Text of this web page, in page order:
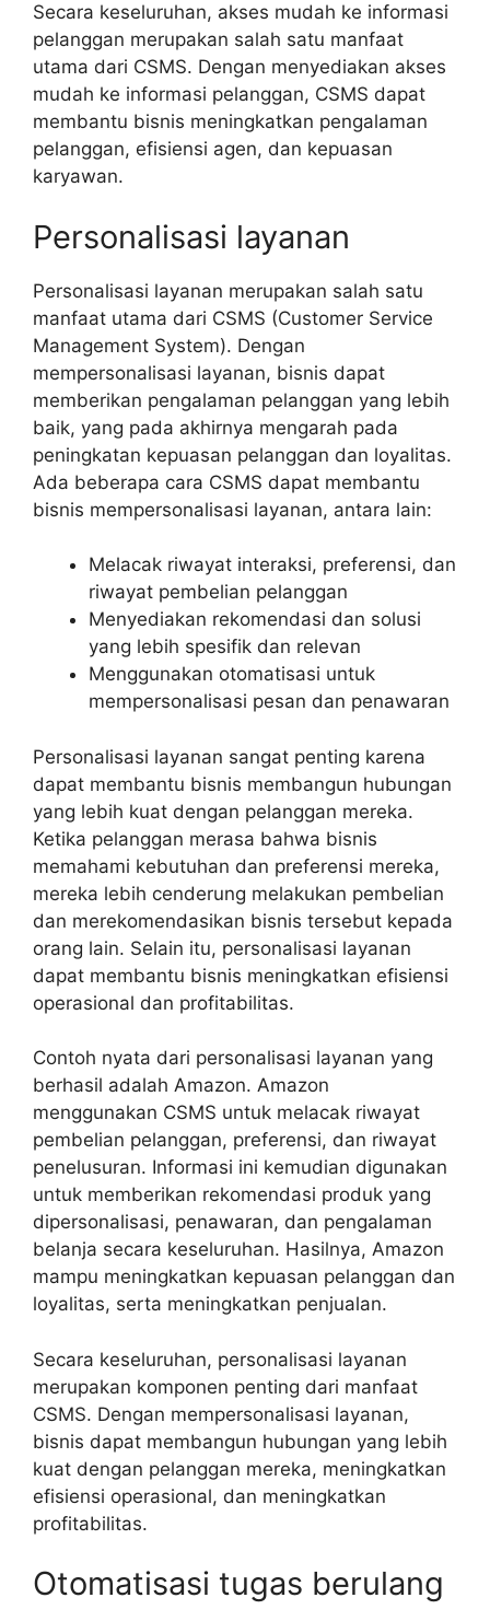
Secara keseluruhan, akses mudah ke informasi
pelanggan merupakan salah satu manfaat
utama dari CSMS. Dengan menyediakan akses
mudah ke informasi pelanggan, CSMS dapat
membantu bisnis meningkatkan pengalaman
pelanggan, efisiensi agen, dan kepuasan
karyawan.
Personalisasi layanan
Personalisasi layanan merupakan salah satu
manfaat utama dari CSMS (Customer Service
Management System). Dengan
mempersonalisasi layanan, bisnis dapat
memberikan pengalaman pelanggan yang lebih
baik, yang pada akhirnya mengarah pada
peningkatan kepuasan pelanggan dan loyalitas.
Ada beberapa cara CSMS dapat membantu
bisnis mempersonalisasi layanan, antara lain:
Melacak riwayat interaksi, preferensi, dan
riwayat pembelian pelanggan
Menyediakan rekomendasi dan solusi
yang lebih spesifik dan relevan
Menggunakan otomatisasi untuk
mempersonalisasi pesan dan penawaran
Personalisasi layanan sangat penting karena
dapat membantu bisnis membangun hubungan
yang lebih kuat dengan pelanggan mereka.
Ketika pelanggan merasa bahwa bisnis
memahami kebutuhan dan preferensi mereka,
mereka lebih cenderung melakukan pembelian
dan merekomendasikan bisnis tersebut kepada
orang lain. Selain itu, personalisasi layanan
dapat membantu bisnis meningkatkan efisiensi
operasional dan profitabilitas.
Contoh nyata dari personalisasi layanan yang
berhasil adalah Amazon. Amazon
menggunakan CSMS untuk melacak riwayat
pembelian pelanggan, preferensi, dan riwayat
penelusuran. Informasi ini kemudian digunakan
untuk memberikan rekomendasi produk yang
dipersonalisasi, penawaran, dan pengalaman
belanja secara keseluruhan. Hasilnya, Amazon
mampu meningkatkan kepuasan pelanggan dan
loyalitas, serta meningkatkan penjualan.
Secara keseluruhan, personalisasi layanan
merupakan komponen penting dari manfaat
CSMS. Dengan mempersonalisasi layanan,
bisnis dapat membangun hubungan yang lebih
kuat dengan pelanggan mereka, meningkatkan
efisiensi operasional, dan meningkatkan
profitabilitas.
Otomatisasi tugas berulang